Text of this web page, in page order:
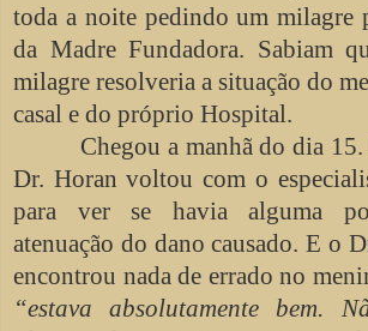
toda a noite pedindo um milagre
da Madre Fundadora. Sabiam
milagre resolveria a situação do
casal e do próprio Hospital.
Chegou a manhã do dia 15.
Dr. Horan voltou com o
para ver se havia alguma
atenuação do dano causado. E o
encontrou nada de errado no
“estava absolutamente bem.